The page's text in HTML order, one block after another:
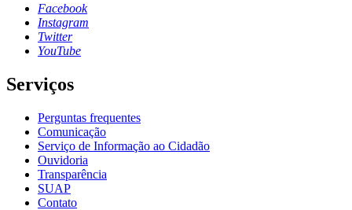
Facebook
Instagram
Twitter
YouTube
Serviços
Perguntas frequentes
Comunicação
Serviço de Informação ao Cidadão
Ouvidoria
Transparência
SUAP
Contato